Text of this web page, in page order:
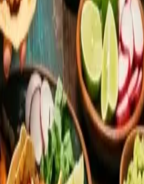
mexicano que llevamos a todas partes.
no